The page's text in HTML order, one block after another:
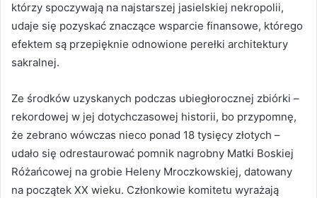
którzy spoczywają na najstarszej jasielskiej nekropolii,
udaje się pozyskać znaczące wsparcie finansowe, którego
efektem są przepięknie odnowione perełki architektury
sakralnej.
Ze środków uzyskanych podczas ubiegłorocznej zbiórki –
rekordowej w jej dotychczasowej historii, bo przypomnę,
że zebrano wówczas nieco ponad 18 tysięcy złotych –
udało się odrestaurować pomnik nagrobny Matki Boskiej
Różańcowej na grobie Heleny Mroczkowskiej, datowany
na początek XX wieku. Członkowie komitetu wyrażają